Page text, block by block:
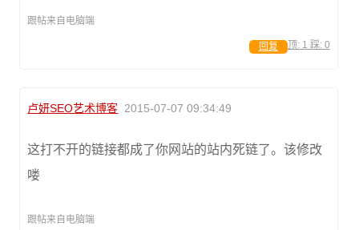
跟帖来自电脑端
顶: 1 踩: 0
回复
卢妍SEO艺术博客 2015-07-07 09:34:49
这打不开的链接都成了你网站的站内死链了。该修改
喽
跟帖来自电脑端